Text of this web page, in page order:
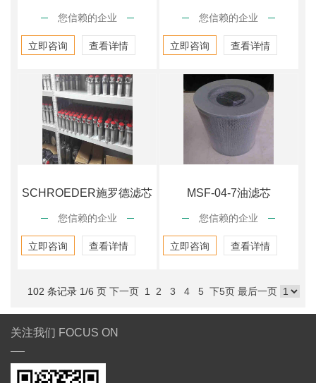
H90208003B
您信赖的企业
立即咨询 查看详情
G-
您信赖的企业
立即咨询 查看详情
SCHROEDER施罗德滤芯
SBF-03
您信赖的企业
立即咨询 查看详情
MSF-04-7油滤芯
您信赖的企业
立即咨询 查看详情
102 条记录 1/6 页 下一页 1 2 3 4 5 下5页 最后一页
关注我们 FOCUS ON